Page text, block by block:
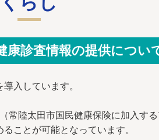
康診査情報の提供につい
入しています。
常陸太田市国民健康保険に加入す
ことが可能となっています。